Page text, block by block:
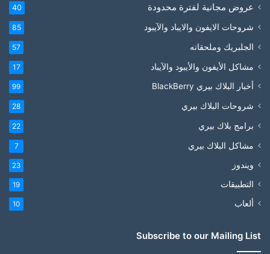
عروض مجانية لفترة محدودة 40
شروحات الايفون والايباد والآيبود 85
الجلبريك وملحقاته 57
مشاكل الأيفون والأيبود والآيباد 17
أخبار البلاك بيري BlackBerry 99
شروحات البلاك بيري 28
برامج بلاك بيري 22
مشاكل البلاك بيري 7
ويندوز 23
التطبيقات 19
ألعاب 10
Subscribe to our Mailing List